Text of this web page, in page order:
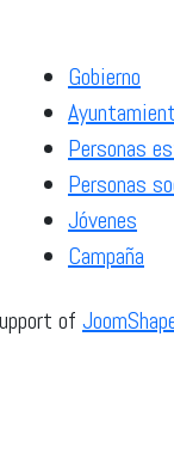
Gobierno
Personas
Personas
Jóvenes
Campaña
of